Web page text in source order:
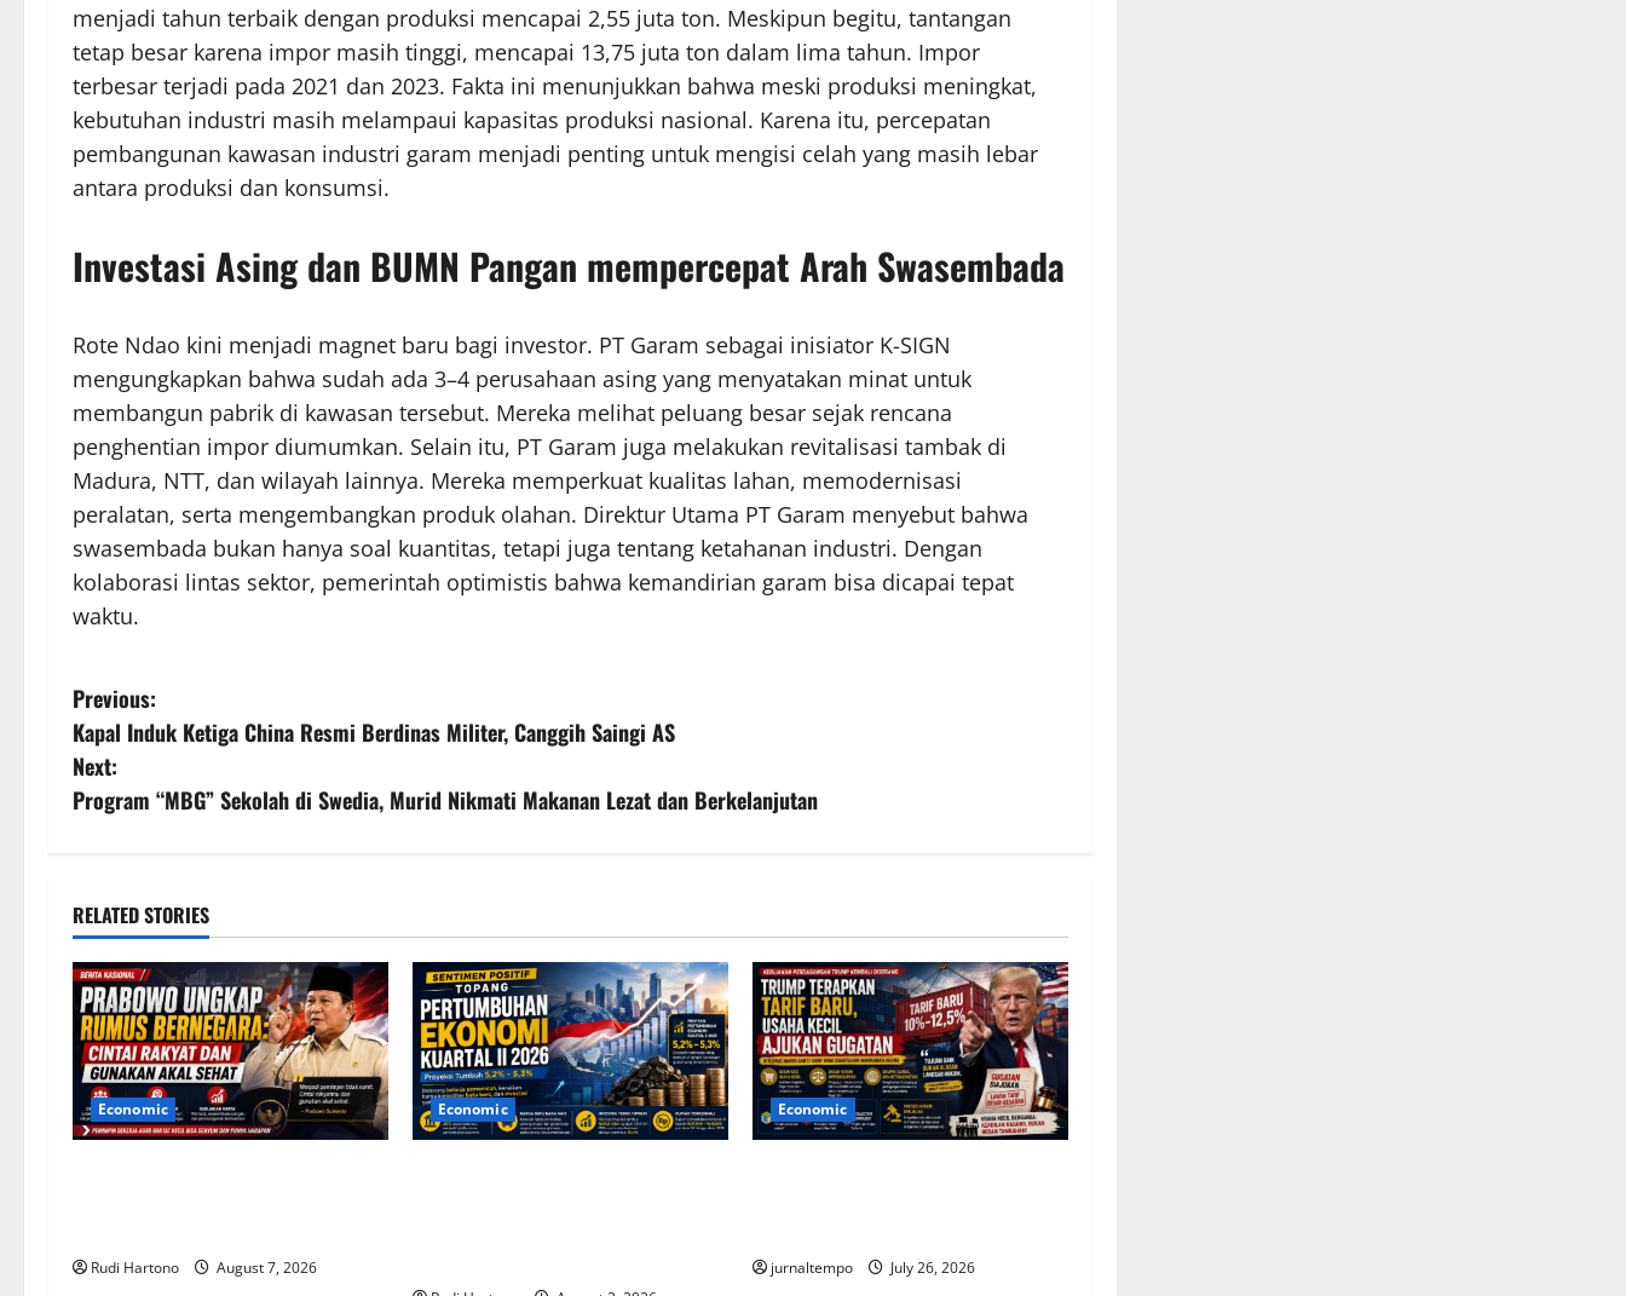
menjadi tahun terbaik dengan produksi mencapai 2,55 juta ton. Meskipun begitu, tantangan
tetap besar karena impor masih tinggi, mencapai 13,75 juta ton dalam lima tahun. Impor
terbesar terjadi pada 2021 dan 2023. Fakta ini menunjukkan bahwa meski produksi meningkat,
kebutuhan industri masih melampaui kapasitas produksi nasional. Karena itu, percepatan
pembangunan kawasan industri garam menjadi penting untuk mengisi celah yang masih lebar
antara produksi dan konsumsi.
Investasi Asing dan BUMN Pangan mempercepat Arah Swasembada
Rote Ndao kini menjadi magnet baru bagi investor. PT Garam sebagai inisiator K-SIGN
mengungkapkan bahwa sudah ada 3–4 perusahaan asing yang menyatakan minat untuk
membangun pabrik di kawasan tersebut. Mereka melihat peluang besar sejak rencana
penghentian impor diumumkan. Selain itu, PT Garam juga melakukan revitalisasi tambak di
Madura, NTT, dan wilayah lainnya. Mereka memperkuat kualitas lahan, memodernisasi
peralatan, serta mengembangkan produk olahan. Direktur Utama PT Garam menyebut bahwa
swasembada bukan hanya soal kuantitas, tetapi juga tentang ketahanan industri. Dengan
kolaborasi lintas sektor, pemerintah optimistis bahwa kemandirian garam bisa dicapai tepat
waktu.
P
o
s
n
a
v
i
g
i
Previous:
Kapal Induk Ketiga China Resmi Berdinas Militer, Canggih Saingi AS
Next:
Program “MBG” Sekolah di Swedia, Murid Nikmati Makanan Lezat dan Berkelanjutan
RELATED STORIES
Economic
Rudi Hartono August 7, 2026
Economic Economic
jurnaltempo July 26, 2026